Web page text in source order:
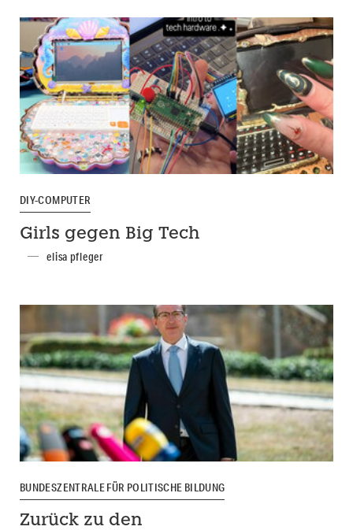
DIY-COMPUTER
Girls gegen Big Tech
elisa pfleger
BUNDESZENTRALE FÜR POLITISCHE BILDUNG
Zurück zu den